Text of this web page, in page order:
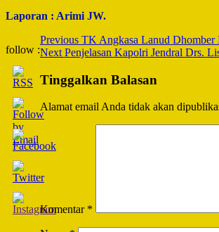
Laporan : Arimi JW.
follow :
Post
Navigation
Previous TK Angkasa Lanud Dhomber
Next Penjelasan Kapolri Jendral Drs.
Tinggalkan Balasan
Alamat email Anda tidak akan
Komentar *